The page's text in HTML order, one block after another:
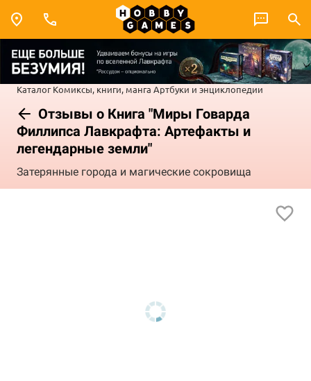
Каталог Комиксы, книги, манга Артбуки и энциклопедии
Отзывы о Книга "Миры Говарда
Филлипса Лавкрафта: Артефакты и
легендарные земли"
Затерянные города и магические сокровища